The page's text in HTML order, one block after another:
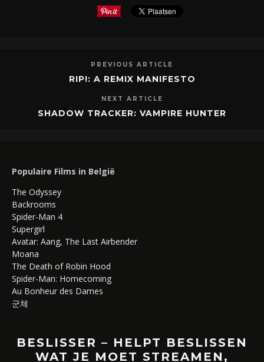
PREVIOUS ARTICLE
RIP!: A REMIX MANIFESTO
NEXT ARTICLE
SHADOW TRACKER: VAMPIRE HUNTER
Populaire Films in België
The Odyssey
Backrooms
Spider-Man 4
Supergirl
Avatar: Aang, The Last Airbender
Moana
The Death of Robin Hood
Spider-Man: Homecoming
Au Bonheur des Dames
군체
BESLISSER – HELPT BESLISSEN
WAT JE MOET STREAMEN,